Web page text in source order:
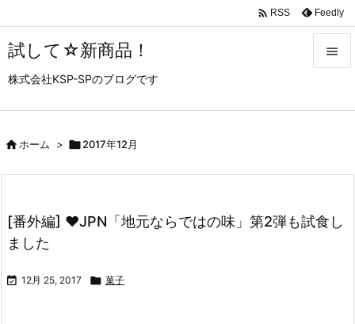
試して☆新商品！
株式会社KSP-SPのブログです

次へ
 RSS Feedly
ホーム > 2017年12月
[番外編] ♥JPN「地元ならではの味」第2弾も試食し
ました
 12月 25, 2017  菓子